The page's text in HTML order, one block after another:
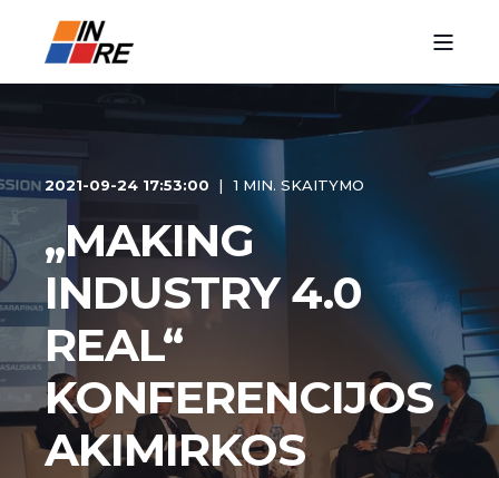
2021-09-24 17:53:00 1 MIN. SKAITYMO
„MAKING
INDUSTRY 4.0
REAL“
KONFERENCIJOS
AKIMIRKOS